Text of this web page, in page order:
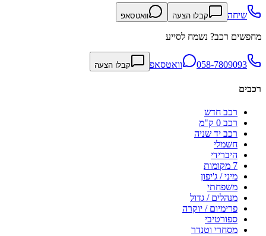
שיחה קבלו הצעה וואטסאפ
מחפשים רכב? נשמח לסייע
058-7809093 וואטסאפ קבלו הצעה
רכבים
רכב חדש
רכב 0 ק"מ
רכב יד שניה
חשמלי
היברידי
7 מקומות
מיני / ג'יפון
משפחתי
מנהלים / גדול
פרימיום / יוקרה
ספורטיבי
מסחרי וטנדר